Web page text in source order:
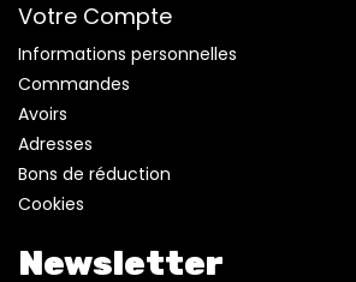
Votre Compte
Informations personnelles
Commandes
Avoirs
Adresses
Bons de réduction
Cookies
Newsletter